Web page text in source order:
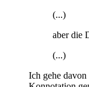
(...)
aber die
(...)
Ich gehe